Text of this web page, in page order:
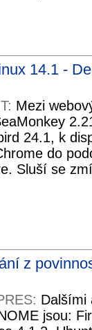
14.1 -
Mezi
24.1, k
do
Sluší se
z
Dalšími
jsou: